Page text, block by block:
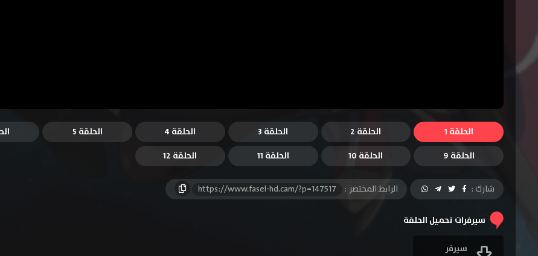
الحلقة 1 الحلقة 2 الحلقة 3 الحلقة 4 الحلقة 5
الحلقة 9
الحلقة 10 الحلقة 11 الحلقة 12
شارك : الرابط المختصر : https://www.fasel-hd.cam/?p=147517
سيرفرات تحميل الحلقة
سيرفر